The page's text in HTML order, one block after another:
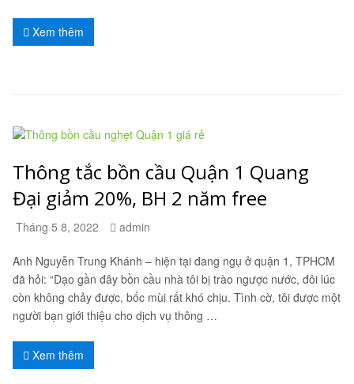
Xem thêm
Thông tắc bồn cầu Quận 1 Quang
Đại giảm 20%, BH 2 năm free
Tháng 5 8, 2022 admin
Anh Nguyễn Trung Khánh – hiện tại đang ngụ ở quận 1, TPHCM
đã hỏi: “Dạo gần đây bồn cầu nhà tôi bị trào ngược nước, đôi lúc
còn không chảy được, bốc mùi rất khó chịu. Tình cờ, tôi được một
người bạn giới thiệu cho dịch vụ thông …
Xem thêm